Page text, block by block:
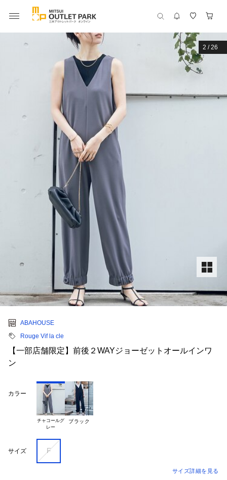
2 /26
ABAHOUSE
Rouge Vif la cle
【一部店舗限定】前後２WAYジョーゼットオールインワ
ン
カラー
チャコールグ
ブラック
サイズ F
サイズ詳細を見る